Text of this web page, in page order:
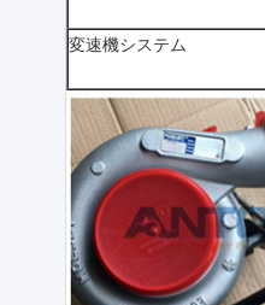
変速機システム